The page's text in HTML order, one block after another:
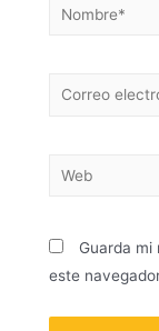
Guarda
este